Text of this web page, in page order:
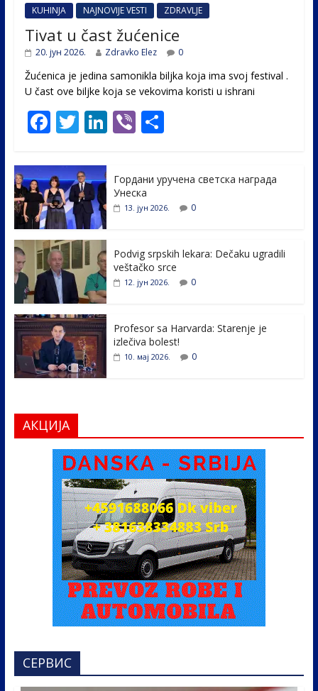
KUHINJA NAJNOVIJE VESTI ZDRAVLJE
Tivat u čast žućenice
20. јун 2026. Zdravko Elez 0
Žućenica je jedina samonikla biljka koja ima svoj festival .
U čast ovе biljke koja se vekovima koristi u ishrani
F
e
b
o
o
k
T
itt
er
Li
e
dI
Vi S
e
Гордани уручена светска награда
Унеска
13. јун 2026. 0
Podvig srpskih lekara: Dečaku ugradili
veštačko srce
12. јун 2026. 0
Profesor sa Harvarda: Starenje je
izlečiva bolest!
10. мај 2026. 0
АКЦИЈА
СЕРВИС